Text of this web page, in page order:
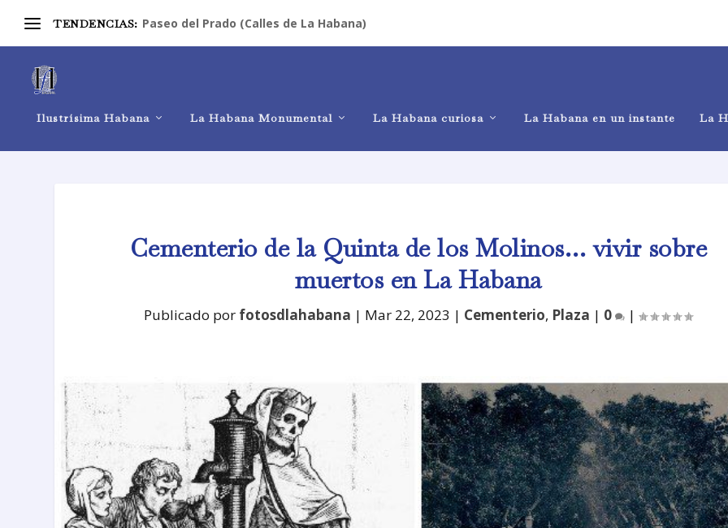
TENDENCIAS: Paseo del Prado (Calles de La Habana)
Ilustrísima Habana La Habana Monumental La Habana curiosa La Habana en un instante La
Cementerio de la Quinta de los Molinos… vivir sobre
muertos en La Habana
Publicado por fotosdlahabana | Mar 22, 2023 | Cementerio, Plaza | 0 |